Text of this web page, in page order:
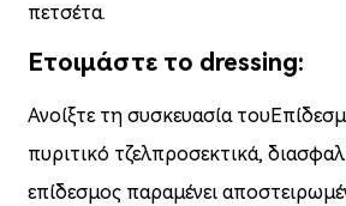
πετσέτα.
Ετοιμάστε το dressing:
Ανοίξτε τη συσκευασία του
πυριτικό τζελπροσεκτικά,
επίδεσμος παραμένει